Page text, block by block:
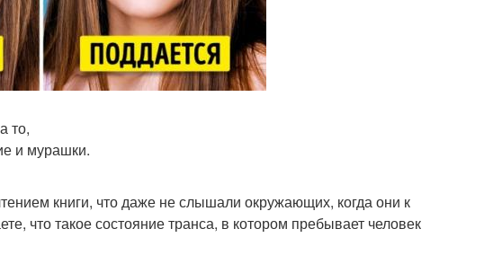
то,
и мурашки.
книги, что даже не слышали окружающих, когда они к
что такое состояние транса, в котором пребывает человек